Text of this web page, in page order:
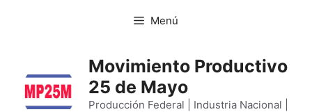
Menú
Movimiento Productivo
25 de Mayo
Producción Federal | Industria Nacional |